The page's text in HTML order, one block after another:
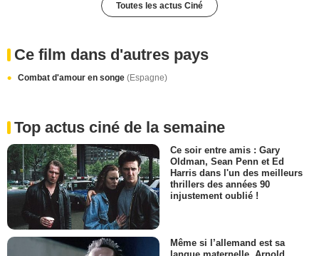
Toutes les actus Ciné
Ce film dans d'autres pays
Combat d'amour en songe (Espagne)
Top actus ciné de la semaine
Ce soir entre amis : Gary
Oldman, Sean Penn et Ed
Harris dans l'un des meilleurs
thrillers des années 90
injustement oublié !
Même si l’allemand est sa